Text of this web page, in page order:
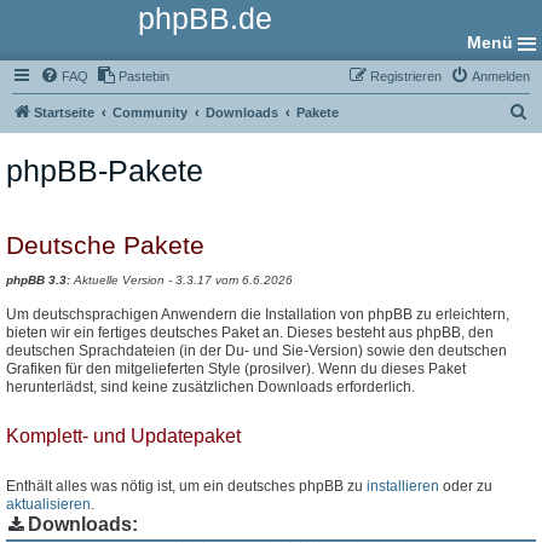
phpBB.de
Menü
FAQ Pastebin Anmelden
Registrieren
Startseite Community Downloads Pakete
phpBB-Pakete
Deutsche Pakete
phpBB 3.3: Aktuelle Version - 3.3.17 vom 6.6.2026
Um deutschsprachigen Anwendern die Installation von phpBB zu erleichtern,
bieten wir ein fertiges deutsches Paket an. Dieses besteht aus phpBB, den
deutschen Sprachdateien (in der Du- und Sie-Version) sowie den deutschen
Grafiken für den mitgelieferten Style (prosilver). Wenn du dieses Paket
herunterlädst, sind keine zusätzlichen Downloads erforderlich.
Komplett- und Updatepaket
Enthält alles was nötig ist, um ein deutsches phpBB zu installieren oder zu
aktualisieren.
Downloads: